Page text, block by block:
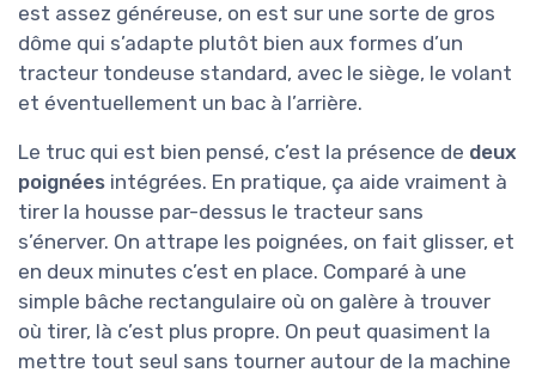
est assez généreuse, on est sur une sorte de gros
dôme qui s’adapte plutôt bien aux formes d’un
tracteur tondeuse standard, avec le siège, le volant
et éventuellement un bac à l’arrière.
Le truc qui est bien pensé, c’est la présence de deux
poignées intégrées. En pratique, ça aide vraiment à
tirer la housse par-dessus le tracteur sans
s’énerver. On attrape les poignées, on fait glisser, et
en deux minutes c’est en place. Comparé à une
simple bâche rectangulaire où on galère à trouver
où tirer, là c’est plus propre. On peut quasiment la
mettre tout seul sans tourner autour de la machine